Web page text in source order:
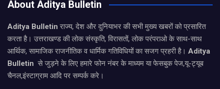
About Aditya Bulletin
Aditya Bulletinराज्य, देश और दुनियाभर की सभी मुख्य खबरों को प्रसारित
करता है। उत्तराखण्ड की लोक संस्कृति, विरासतों, लोक परंपराओ के साथ-साथ
आर्थिक, सामाजिक राजनीतिक व धार्मिक गतिविधियों का सजग प्रहरी है। Aditya
Bulletin से जुड़ने के लिए हमारे फोन नंबर के माध्यम या फेसबुक पेज,यू-ट्यूब
चैनल,इंस्टाग्राम आदि पर सम्पर्क करे।